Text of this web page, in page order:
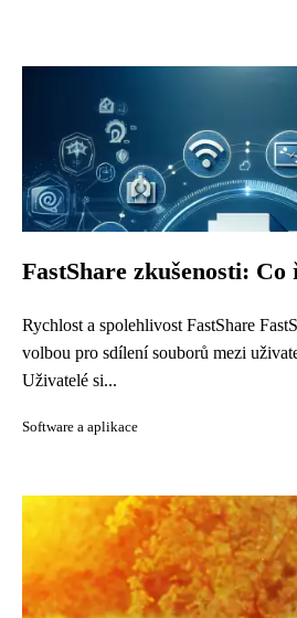
FastShare zkušenosti:
Rychlost a spolehlivost FastShare
volbou pro sdílení souborů mezi
Uživatelé si...
Software a aplikace